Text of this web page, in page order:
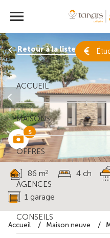
ACCUEIL
MAISONS
OFFRES
AGENCES
CONSEILS
Accueil Maison neuve
Retour à la liste des
5
86 m2 4 ch
1 garage